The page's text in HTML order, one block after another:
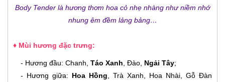
Body Tender là hương thơm hoa cỏ nhẹ nhàng như niềm nhớ
nhung êm đềm lảng bảng…
♦ Mùi hương đặc trưng:
- Hương đầu: Chanh, Táo Xanh , Đào, Ngải Tây;
- Hương giữa: Hoa Hồng , Trà Xanh, Hoa Nhài, Gỗ Đàn